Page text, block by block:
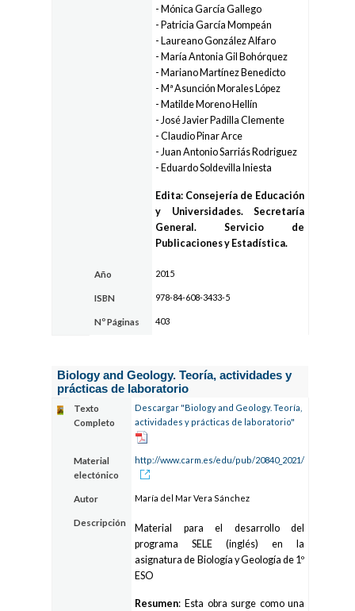
- Mónica García Gallego
- Patricia García Mompeán
- Laureano González Alfaro
- María Antonia Gil Bohórquez
- Mariano Martínez Benedicto
- Mª Asunción Morales López
- Matilde Moreno Hellín
- José Javier Padilla Clemente
- Claudio Pinar Arce
- Juan Antonio Sarriás Rodriguez
- Eduardo Soldevilla Iniesta
Edita: Consejería de Educación
y Universidades. Secretaría
General. Servicio de
Publicaciones y Estadística.
Año 2015
ISBN 978-84-608-3433-5
Nº Páginas 403
Biology and Geology. Teoría, actividades y
prácticas de laboratorio
Texto
Completo
Descargar "Biology and Geology. Teoría,
actividades y prácticas de laboratorio"
Material
electónico
http://www.carm.es/edu/pub/20840_2021/
Autor María del Mar Vera Sánchez
Descripción
Material para el desarrollo del
programa SELE (inglés) en la
asignatura de Biología y Geología de 1º
ESO
Resumen: Esta obra surge como una